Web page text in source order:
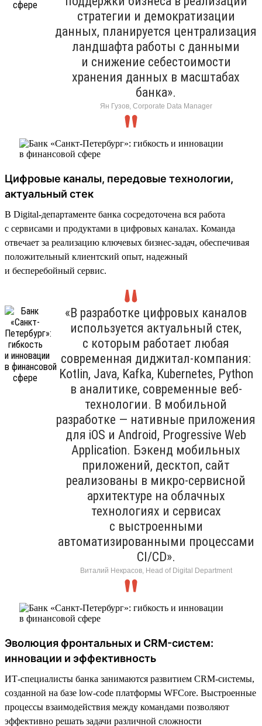
стратегии и демократизации
данных, планируется централизация
ландшафта работы с данными
и снижение себестоимости
хранения данных в масштабах
банка».
Ян Гузов, Corporate Data Manager
Цифровые каналы, передовые технологии,
актуальный стек
В Digital-департаменте банка сосредоточена вся работа
с сервисами и продуктами в цифровых каналах. Команда
отвечает за реализацию ключевых бизнес-задач, обеспечивая
положительный клиентский опыт, надежный
и бесперебойный сервис.
«В разработке цифровых каналов
используется актуальный стек,
с которым работает любая
современная диджитал-компания:
Kotlin, Java, Kafka, Kubernetes, Python
в аналитике, современные веб-
технологии. В мобильной
разработке — нативные приложения
для iOS и Android, Progressive Web
Application. Бэкенд мобильных
приложений, десктоп, сайт
реализованы в микро-сервисной
архитектуре на облачных
технологиях и сервисах
с выстроенными
автоматизированными процессами
CI/CD».
Виталий Некрасов, Head of Digital Department
Эволюция фронтальных и CRM-систем:
инновации и эффективность
ИТ-специалисты банка занимаются развитием CRM-системы,
созданной на базе low-code платформы WFСore. Выстроенные
процессы взаимодействия между командами позволяют
эффективно решать задачи различной сложности